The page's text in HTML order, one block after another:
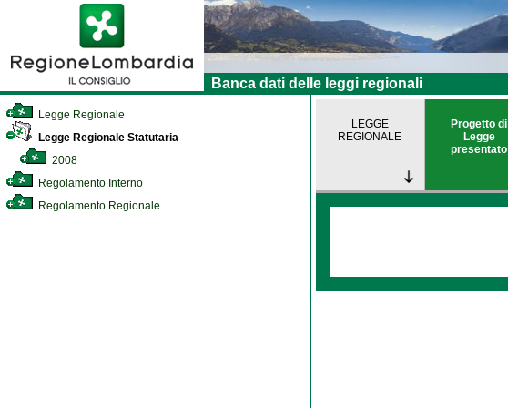
Banca dati delle leggi regionali
Legge Regionale
Legge Regionale Statutaria
2008
Regolamento Interno
Regolamento Regionale
LEGGE
REGIONALE
Progetto di
Legge
presentato